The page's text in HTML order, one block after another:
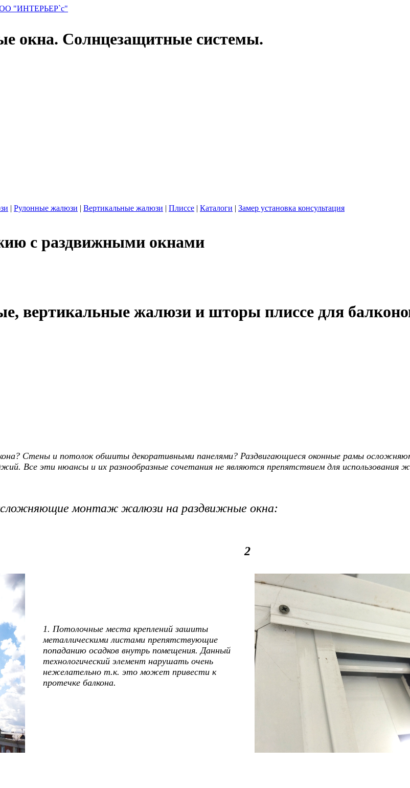
окна. Солнцезащитные системы.
| Рулонные жалюзи | Вертикальные жалюзи | Плиссе | Каталоги | Замер установка консультация
c раздвижными окнами
вертикальные жалюзи и шторы плиссе для
Стены и потолок обшиты декоративными панелями? Раздвигающиеся оконные рамы
Все эти нюансы и их разнообразные сочетания не являются препятствием для
монтаж жалюзи на раздвижные окна:
1. Потолочные места креплений зашиты
металлическими листами препятствующие
попаданию осадков внутрь помещения. Данный
технологический элемент нарушать очень
нежелательно т.к. это может привести к
протечке балкона.
2